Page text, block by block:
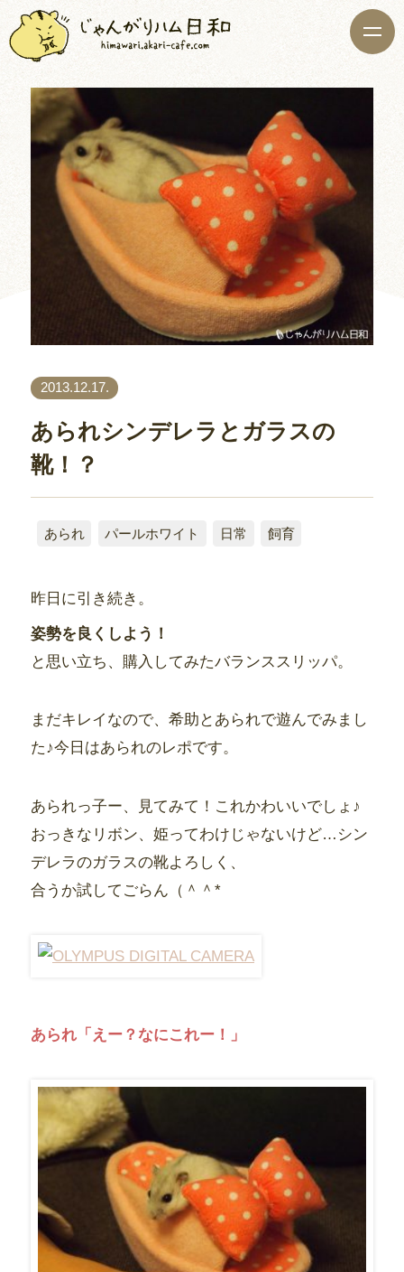
2013.12.17.
あられシンデレラとガラスの
靴！？
あられ パールホワイト 日常 飼育
昨日に引き続き。
姿勢を良くしよう！
と思い立ち、購入してみたバランススリッパ。
まだキレイなので、希助とあられで遊んでみまし
た♪今日はあられのレポです。
あられっ子ー、見てみて！これかわいいでしょ♪
おっきなリボン、姫ってわけじゃないけど…シン
デレラのガラスの靴よろしく、
合うか試してごらん（＾＾*
あられ「えー？なにこれー！」